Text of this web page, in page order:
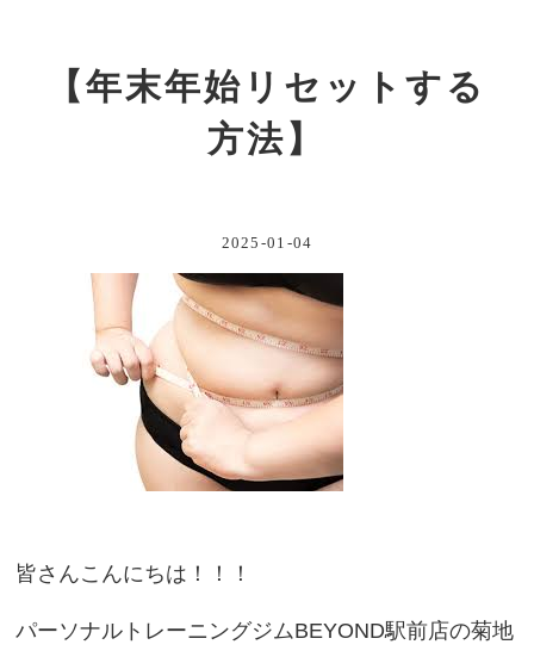
【年末年始リセットする
方法】
2025-01-04
皆さんこんにちは！！！
パーソナルトレーニングジムBEYOND駅前店の菊地